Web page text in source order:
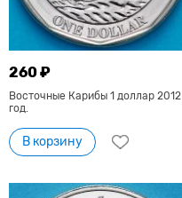
260 ₽
Восточные Карибы 1 доллар 2012
год.
В корзину